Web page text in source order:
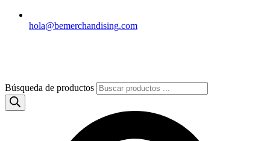
hola@bemerchandising.com
Búsqueda de productos